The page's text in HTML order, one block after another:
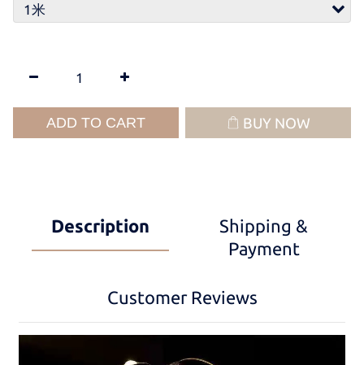
ADD TO CART BUY NOW
Description
Shipping &
Payment
Customer Reviews